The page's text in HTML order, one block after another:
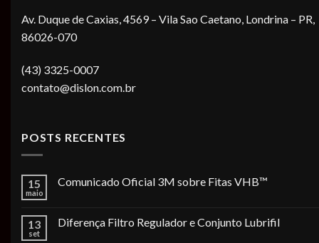
Av. Duque de Caxias, 4569 – Vila Sao Caetano, Londrina – PR,
86026-070
(43) 3325-0007
contato@dislon.com.br
POSTS RECENTES
15
maio
Comunicado Oficial 3M sobre Fitas VHB™
13
set
Diferença Filtro Regulador e Conjunto Lubrifil